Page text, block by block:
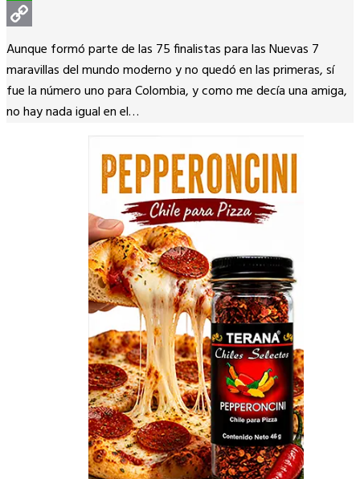
WhatsApp
Copy
Link
Aunque formó parte de las 75 finalistas para las Nuevas 7
maravillas del mundo moderno y no quedó en las primeras, sí
fue la número uno para Colombia, y como me decía una amiga,
no hay nada igual en el…